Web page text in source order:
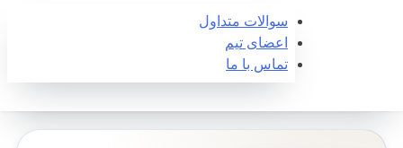
سوالات متداول
اعضای تیم
تماس با ما